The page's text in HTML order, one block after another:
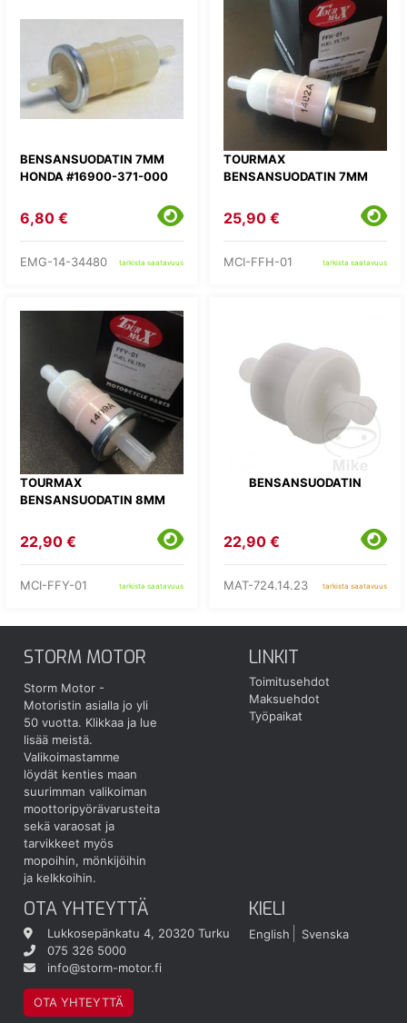
BENSANSUODATIN 7MM
HONDA #16900-371-000
6,80 €
EMG-14-34480 tarkista saatavuus
TOURMAX
BENSANSUODATIN 7MM
25,90 €
MCI-FFH-01 tarkista saatavuus
TOURMAX
BENSANSUODATIN 8MM
22,90 €
MCI-FFY-01 tarkista saatavuus
BENSANSUODATIN
22,90 €
MAT-724.14.23 tarkista saatavuus
STORM MOTOR
Storm Motor -
Motoristin asialla jo yli
50 vuotta. Klikkaa ja lue
lisää meistä.
Valikoimastamme
löydät kenties maan
suurimman valikoiman
moottoripyörävarusteita
sekä varaosat ja
tarvikkeet myös
mopoihin, mönkijöihin
ja kelkkoihin.
LINKIT
Toimitusehdot
Maksuehdot
Työpaikat
OTA YHTEYTTÄ
Lukkosepänkatu 4, 20320 Turku
075 326 5000
info@storm-motor.fi
OTA YHTEYTTÄ
KIELI
English Svenska